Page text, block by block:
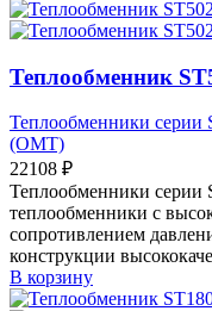
Теплообменник
Теплообменники серии
(OMT)
22108 ₽
Теплообменники
теплообменники с
сопротивлением
конструкции
В корзину